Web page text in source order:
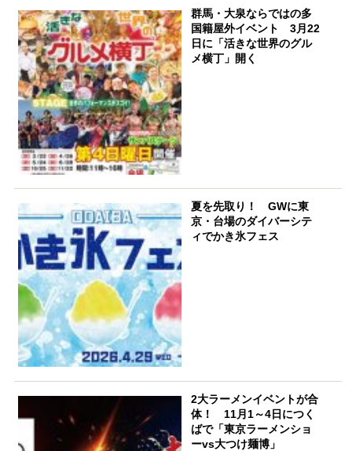
群馬・大泉ならではの多
国籍屋外イベント 3月22
日に「活きな世界のグル
メ横丁」開く
夏を先取り！ GWに東
京・台場のダイバーシテ
ィでかき氷フェス
2大ラーメンイベントが合
体！ 11月1～4日につく
ばで「東京ラーメンショ
ーvs大つけ麺博」